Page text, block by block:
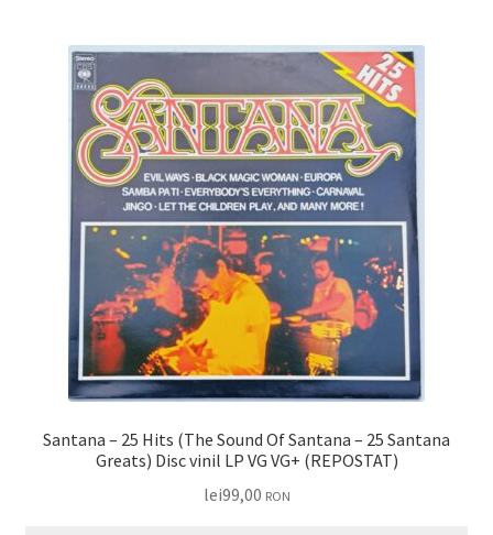
Santana – 25 Hits (The Sound Of Santana – 25 Santana
Greats) Disc vinil LP VG VG+ (REPOSTAT)
lei99,00 RON